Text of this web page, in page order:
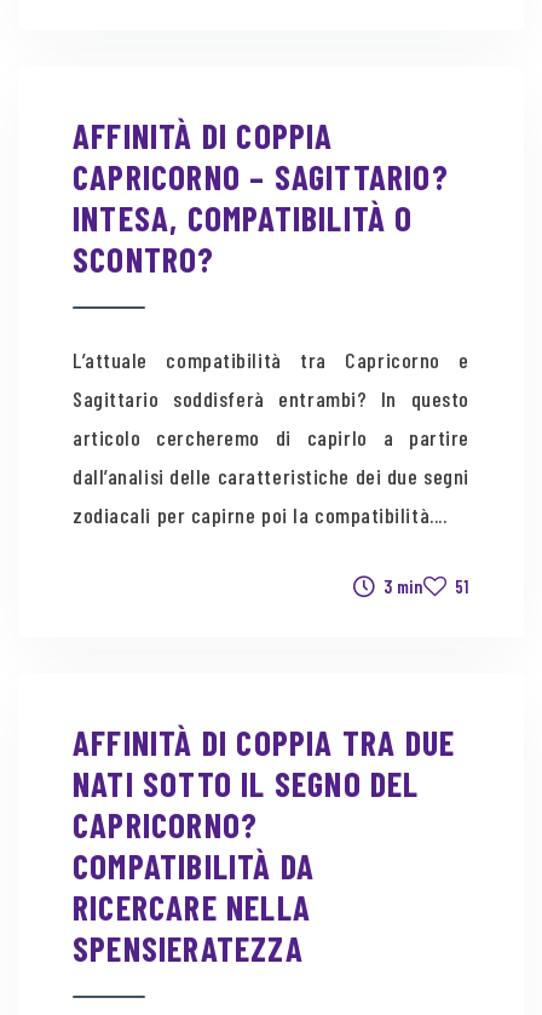
AFFINITÀ DI COPPIA
CAPRICORNO – SAGITTARIO?
INTESA, COMPATIBILITÀ O
SCONTRO?
L’attuale compatibilità tra Capricorno e
Sagittario soddisferà entrambi? In questo
articolo cercheremo di capirlo a partire
dall’analisi delle caratteristiche dei due segni
zodiacali per capirne poi la compatibilità....
51
3 min
AFFINITÀ DI COPPIA TRA DUE
NATI SOTTO IL SEGNO DEL
CAPRICORNO?
COMPATIBILITÀ DA
RICERCARE NELLA
SPENSIERATEZZA